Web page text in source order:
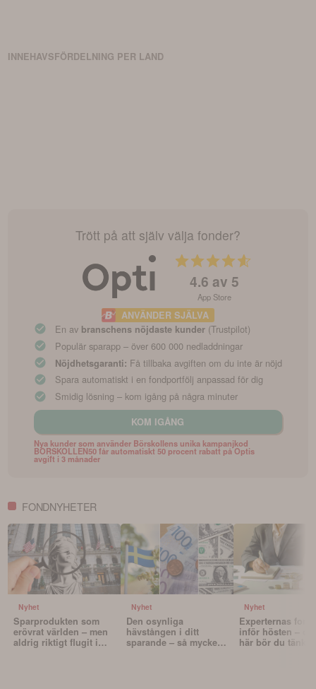
INNEHAVSFÖRDELNING PER LAND
Trött på att själv välja fonder?
4.6 av 5
App Store
ANVÄNDER SJÄLVA
En av branschens nöjdaste kunder (Trustpilot)
Populär sparapp – över 600 000 nedladdningar
Nöjdhetsgaranti: Få tillbaka avgiften om du inte är nöjd
Spara automatiskt i en fondportfölj anpassad för dig
Smidig lösning – kom igång på några minuter
KOM IGÅNG
Nya kunder som använder Börskollens unika kampanjkod
BORSKOLLEN50 får automatiskt 50 procent rabatt på Optis
avgift i 3 månader
FONDNYHETER
Nyhet
Sparprodukten som
erövrat världen – men
aldrig riktigt flugit i
Nyhet
Den osynliga
hävstången i ditt
sparande – så mycket
Nyhet
Experternas
inför hösten –
här bör du tänka